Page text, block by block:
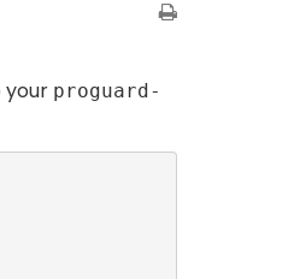
your proguard-